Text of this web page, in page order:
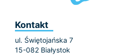
Kontakt
ul. Świętojańska 7
15-082 Białystok